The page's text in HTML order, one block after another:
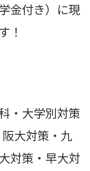
金付き）に現
！
・大学別対策
大対策・九
対策・早大対